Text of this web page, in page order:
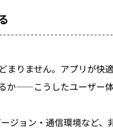
まりません。アプリが快
か——こうしたユーザー
ジョン・通信環境など、